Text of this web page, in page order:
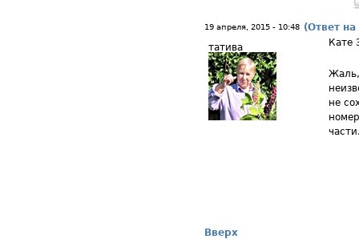
19 апреля, 2015 - 10:48 (Ответ
татива
Кате
не
Вверх